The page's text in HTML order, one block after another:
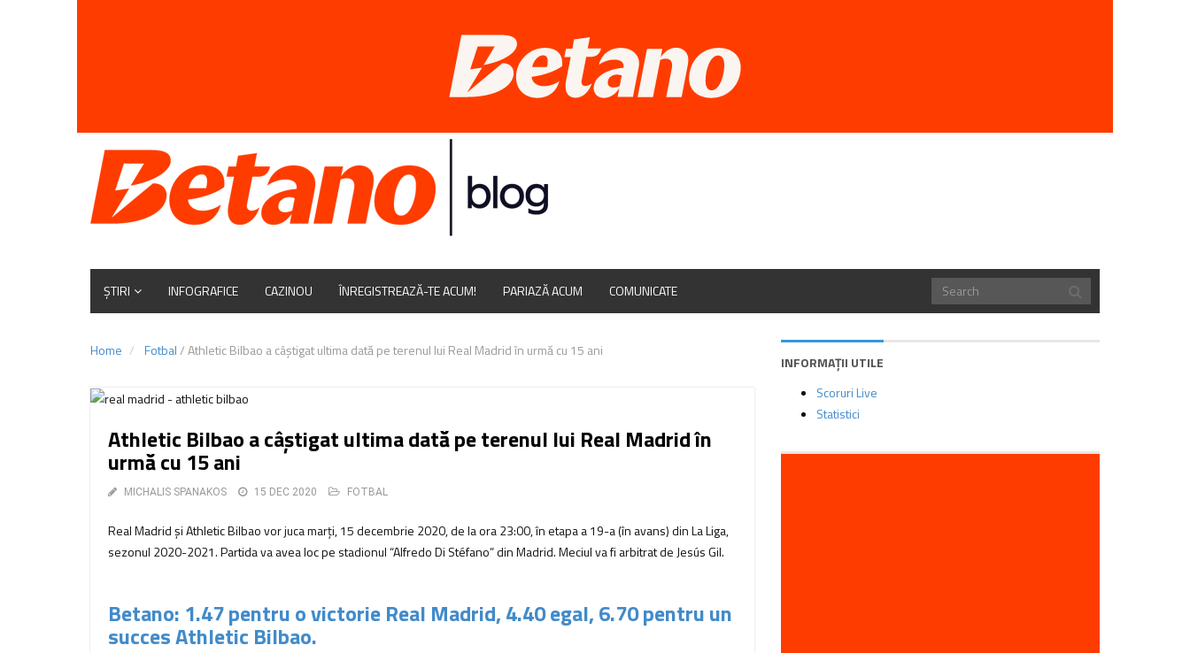
ȘTIRI INFOGRAFICE CAZINOU ÎNREGISTREAZĂ-TE ACUM! PARIAZĂ ACUM COMUNICATE
Home Fotbal/Athletic Bilbao a câştigat ultima dată pe terenul lui Real Madrid în urmă cu 15 ani
Athletic Bilbao a câştigat ultima dată pe terenul lui Real Madrid în
urmă cu 15 ani
MICHALIS SPANAKOS 15 DEC 2020 FOTBAL
Real Madrid şi Athletic Bilbao vor juca marți, 15 decembrie 2020, de la ora 23:00, în etapa a 19-a (în avans) din La Liga,
sezonul 2020-2021. Partida va avea loc pe stadionul “Alfredo Di Stéfano” din Madrid. Meciul va fi arbitrat de Jesús Gil.
Betano: 1.47 pentru o victorie Real Madrid, 4.40 egal, 6.70 pentru un
succes Athletic Bilbao.
INFORMAȚII UTILE
Scoruri Live
Statistici